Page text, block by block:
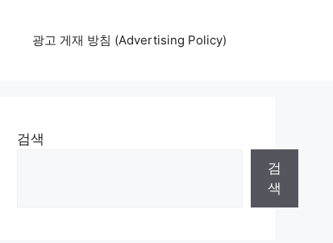
광고 게재 방침 (Advertising Policy)
검색
검
색